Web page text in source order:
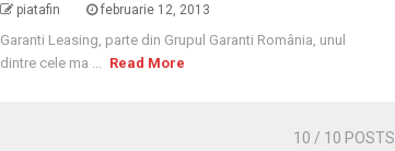
piatafin februarie 12, 2013
Garanti Leasing, parte din Grupul Garanti România, unul
dintre cele ma ... Read More
10 / 10 POSTS